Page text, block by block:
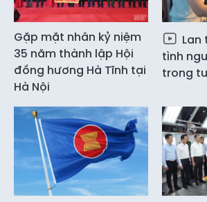
Gặp mặt nhân kỷ niệm
35 năm thành lập Hội
đồng hương Hà Tĩnh tại
Hà Nội
Lan
tình
trong